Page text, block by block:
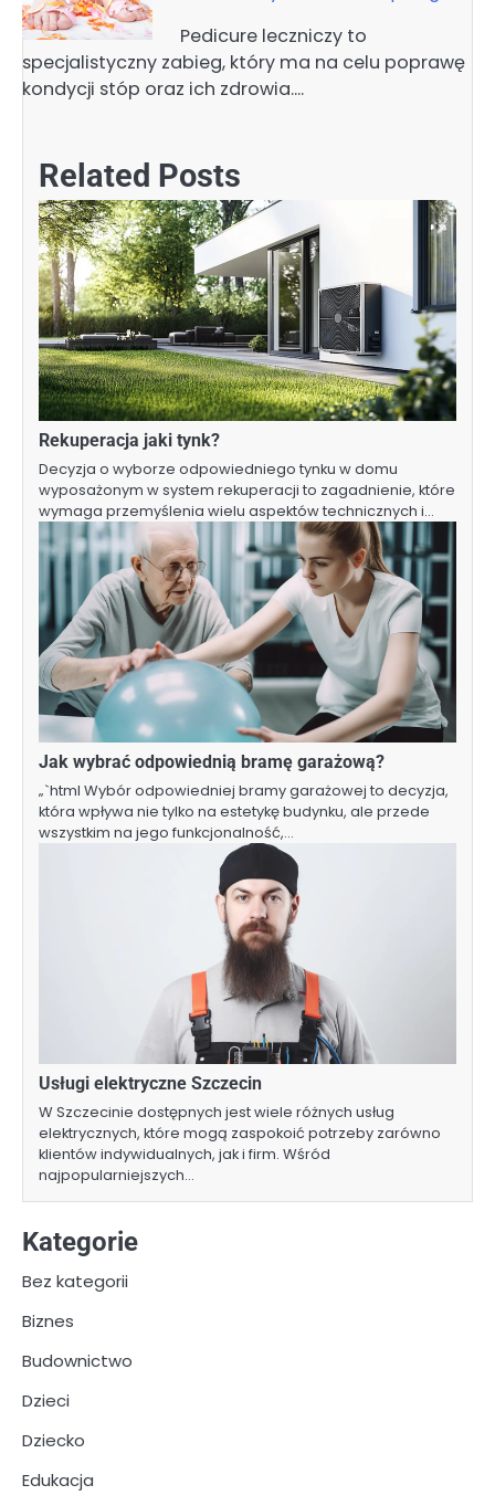
Pedicure leczniczy to
specjalistyczny zabieg, który ma na celu poprawę
kondycji stóp oraz ich zdrowia.…
Related Posts
Rekuperacja jaki tynk?
Decyzja o wyborze odpowiedniego tynku w domu
wyposażonym w system rekuperacji to zagadnienie, które
wymaga przemyślenia wielu aspektów technicznych i…
Jak wybrać odpowiednią bramę garażową?
„`html Wybór odpowiedniej bramy garażowej to decyzja,
która wpływa nie tylko na estetykę budynku, ale przede
wszystkim na jego funkcjonalność,…
Usługi elektryczne Szczecin
W Szczecinie dostępnych jest wiele różnych usług
elektrycznych, które mogą zaspokoić potrzeby zarówno
klientów indywidualnych, jak i firm. Wśród
najpopularniejszych…
Kategorie
Bez kategorii
Biznes
Budownictwo
Dzieci
Dziecko
Edukacja